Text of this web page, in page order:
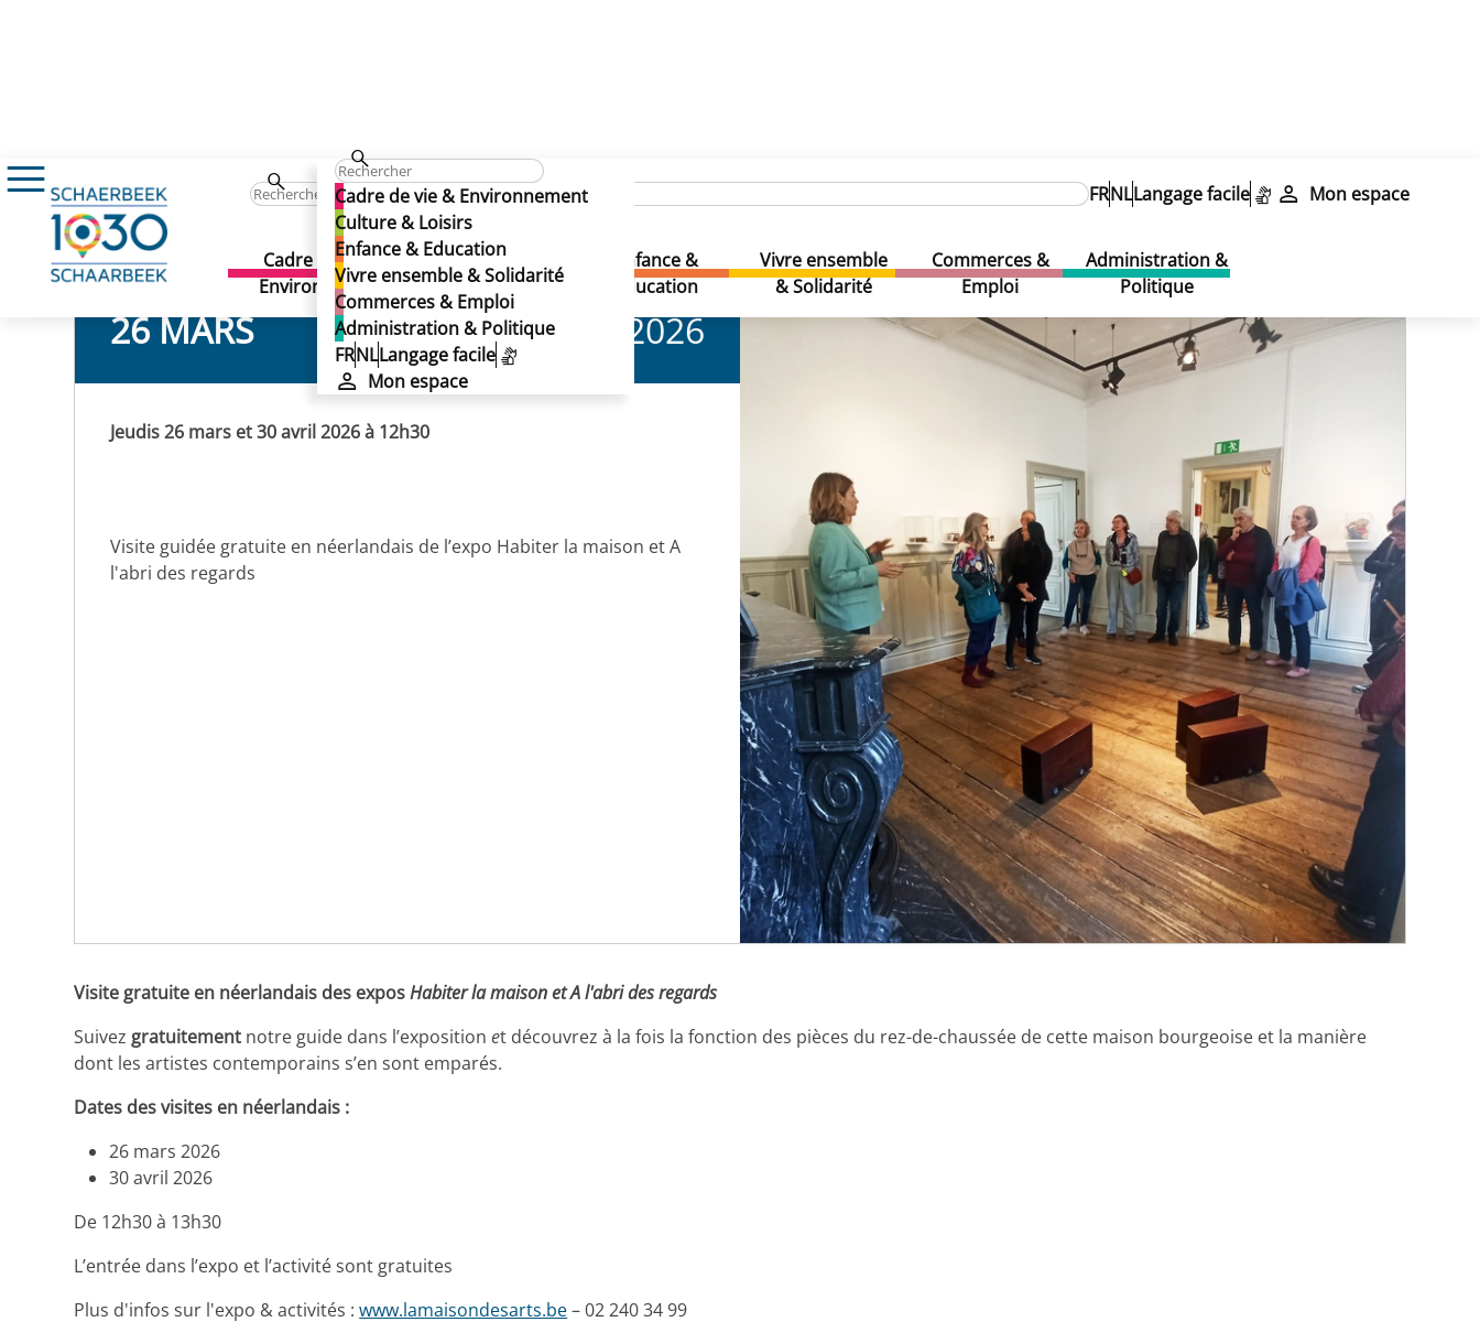
Cadre de vie & Environnement
Culture & Loisirs
Enfance & Education
Vivre ensemble & Solidarité
Commerces & Emploi
Administration & Politique
FRNLLangage facile
Mon espace
FRNLLangage facile Mon espace
Cadre de vie &
Environnement
Culture & Loisirs
Enfance &
Education
Vivre ensemble
& Solidarité
Commerces &
Emploi
Administration &
Politique
Jeudi Follow Me [NL]
Jeudi Follow Me [NL]
Jeudi Follow Me [NL]
26 MARS 2026
Jeudis 26 mars et 30 avril 2026 à 12h30
Visite guidée gratuite en néerlandais de l’expo Habiter la maison et A
l'abri des regards
Visite gratuite en néerlandais des exposHabiter la maison et A l'abri des regards
Suivez gratuitement notre guide dans l’exposition et découvrez à la fois la fonction des pièces du rez-de-chaussée de cette maison bourgeoise et la manière
dont les artistes contemporains s’en sont emparés.
Dates des visites en néerlandais :
26 mars 2026
30 avril 2026
De 12h30 à 13h30
L’entrée dans l’expo et l’activité sont gratuites
Plus d'infos sur l'expo & activités :www.lamaisondesarts.be– 02 240 34 99